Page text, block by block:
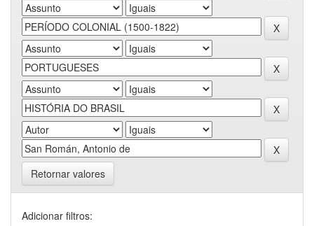
Retornar valores
Adicionar filtros: